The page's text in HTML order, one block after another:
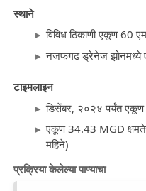
स्थाने
विविध ठिकाणी एकूण 60
नजफगढ ड्रेनेज झोनमध्ये
टाइमलाइन
डिसेंबर, २०२४ पर्यंत एकूण
एकूण 34.43 MGD
महिने)
प्रक्रिया केलेल्या पाण्याचा